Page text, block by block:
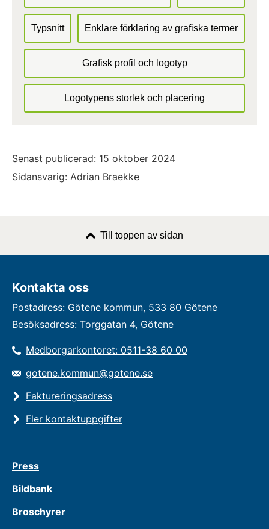
Typsnitt Enklare förklaring av grafiska termer
Grafisk profil och logotyp
Logotypens storlek och placering
Senast publicerad: 15 oktober 2024
Sidansvarig: Adrian Braekke
Till toppen av sidan
Kontakta oss
Postadress: Götene kommun, 533 80 Götene
Besöksadress: Torggatan 4, Götene
Medborgarkontoret: 0511-38 60 00
gotene.kommun@gotene.se
Faktureringsadress
Fler kontaktuppgifter
Press
Bildbank
Broschyrer